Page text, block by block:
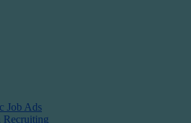
Job Ads
Recruiting